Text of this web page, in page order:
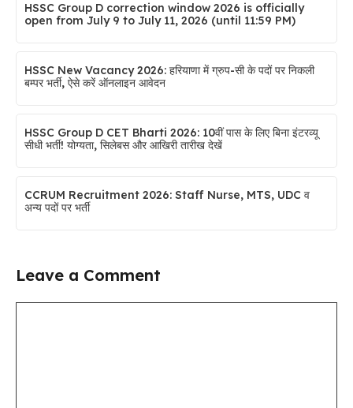
HSSC Group D correction window 2026 is officially
open from July 9 to July 11, 2026 (until 11:59 PM)
HSSC New Vacancy 2026: हरियाणा में ग्रुप-सी के पदों पर निकली
बम्पर भर्ती, ऐसे करें ऑनलाइन आवेदन
HSSC Group D CET Bharti 2026: 10वीं पास के लिए बिना इंटरव्यू
सीधी भर्ती! योग्यता, सिलेबस और आखिरी तारीख देखें
CCRUM Recruitment 2026: Staff Nurse, MTS, UDC व
अन्य पदों पर भर्ती
Leave a Comment